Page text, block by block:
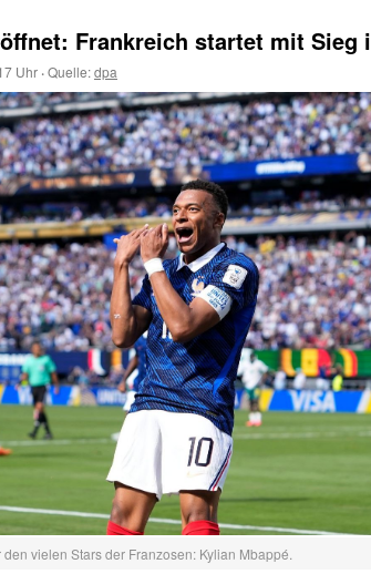
Frankreich startet mit Sieg
Uhr ·Quelle:dpa
den vielen Stars der Franzosen: Kylian Mbappé.